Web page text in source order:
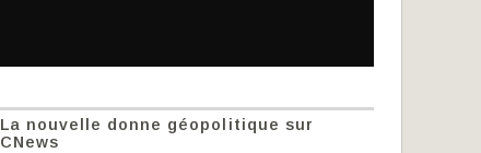
La nouvelle donne géopolitique sur
CNews